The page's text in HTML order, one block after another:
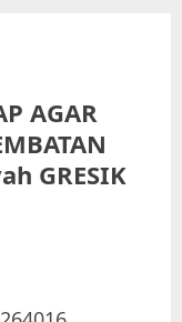
AGAR
GRESIK